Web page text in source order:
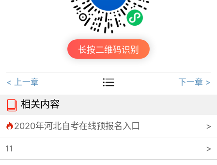
长按二维码识别
< 上一章  下一章 >
 相关内容
2020年河北自考在线预报名入口
11